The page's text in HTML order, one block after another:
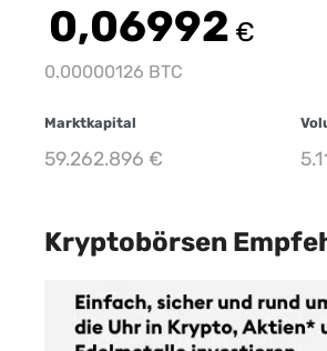
0,06992 €
0.00000126 BTC
Marktkapital
59.262.896 €
Kryptobörsen